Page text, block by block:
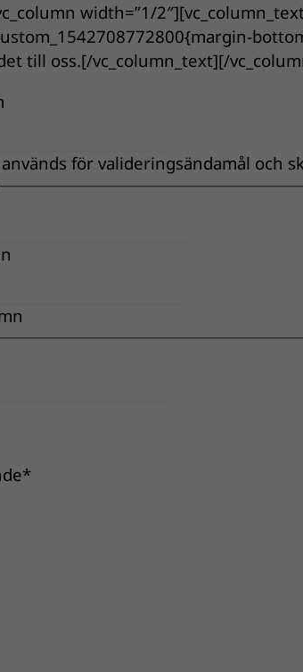
width=”1/
till oss.[/vc_column_text][/
för valideringsändamål och
*